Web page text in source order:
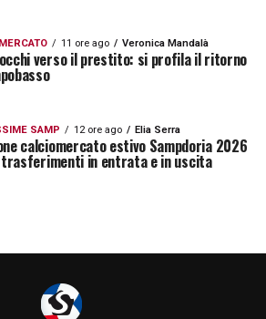
11 ore ago Veronica Mandalà
verso il prestito: si profila il ritorno
SAMP 12 ore ago Elia Serra
calciomercato estivo Sampdoria 2026
trasferimenti in entrata e in uscita